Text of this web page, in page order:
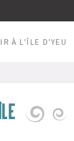
À L'ÎLE D'YEU